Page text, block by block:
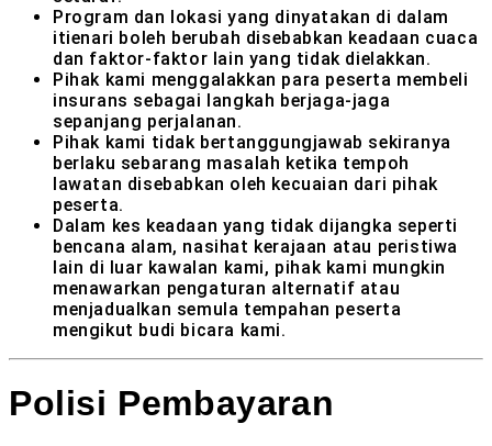
Program dan lokasi yang dinyatakan di dalam
itienari boleh berubah disebabkan keadaan cuaca
dan faktor-faktor lain yang tidak dielakkan.
Pihak kami menggalakkan para peserta membeli
insurans sebagai langkah berjaga-jaga
sepanjang perjalanan.
Pihak kami tidak bertanggungjawab sekiranya
berlaku sebarang masalah ketika tempoh
lawatan disebabkan oleh kecuaian dari pihak
peserta.
Dalam kes keadaan yang tidak dijangka seperti
bencana alam, nasihat kerajaan atau peristiwa
lain di luar kawalan kami, pihak kami mungkin
menawarkan pengaturan alternatif atau
menjadualkan semula tempahan peserta
mengikut budi bicara kami.
Polisi Pembayaran